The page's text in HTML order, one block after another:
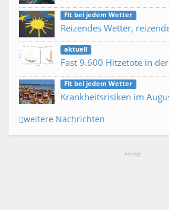
Fit bei jedem Wetter
Reizendes Wetter,
aktuell
Fast 9.600 Hitzetote in
Fit bei jedem Wetter
Krankheitsrisiken im
weitere Nachrichten
Anzeige